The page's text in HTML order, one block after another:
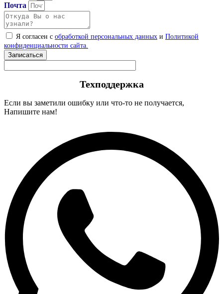
Почта
Я согласен с обработкой персональных данных и Политикой
конфиденциальности сайта.
Записаться
Техподдержка
Если вы заметили ошибку или что-то не получается,
Напишите нам!